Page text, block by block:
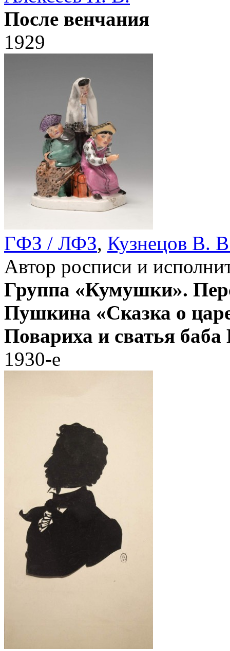
После венчания
1929
ГФЗ / ЛФЗ, Кузнецов В.
Автор росписи и
Группа «Кумушки».
Пушкина «Сказка о
Повариха и сватья баба
1930-е